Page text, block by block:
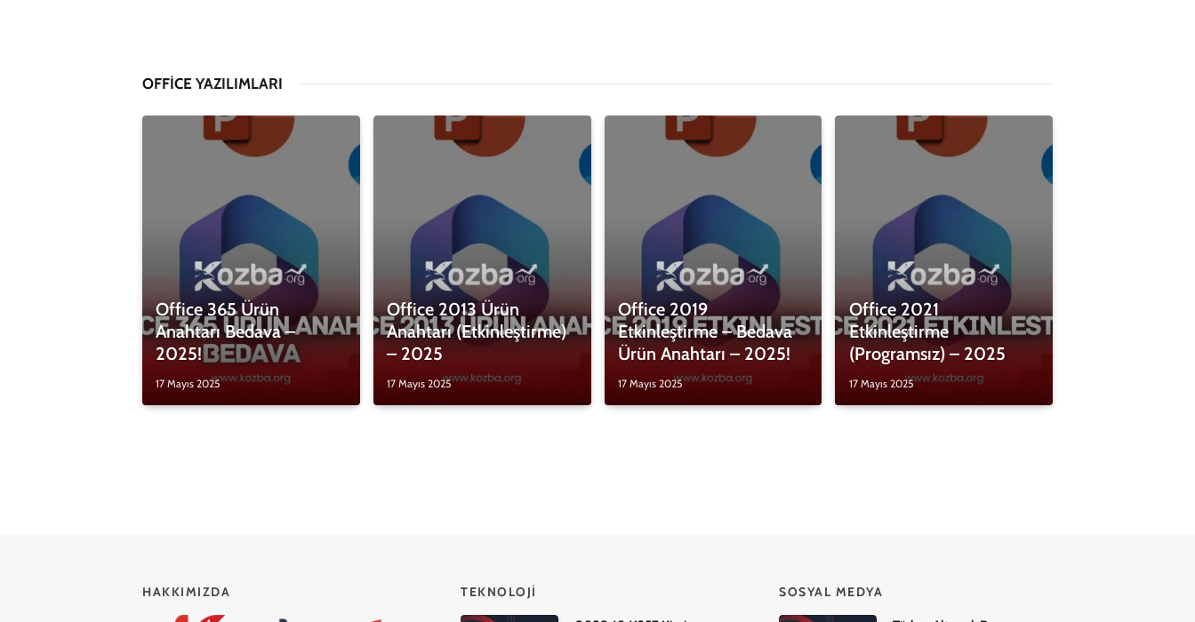
OFFICE YAZILIMLARI
Office 365 Ürün
Anahtarı Bedava –
2025!
17 Mayıs 2025
Office 2013 Ürün
Anahtarı (Etkinleştirme)
– 2025
17 Mayıs 2025
Office 2019
Etkinleştirme – Bedava
Ürün Anahtarı – 2025!
17 Mayıs 2025
Office 2021
Etkinleştirme
(Programsız) – 2025
17 Mayıs 2025
HAKKIMIZDA TEKNOLOJI SOSYAL MEDYA